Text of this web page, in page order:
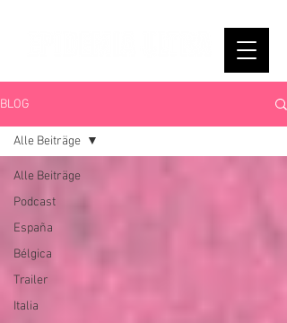
BLOG
Alle Beiträge
Podcast
España
Bélgica
Trailer
Italia
Alle Beiträge